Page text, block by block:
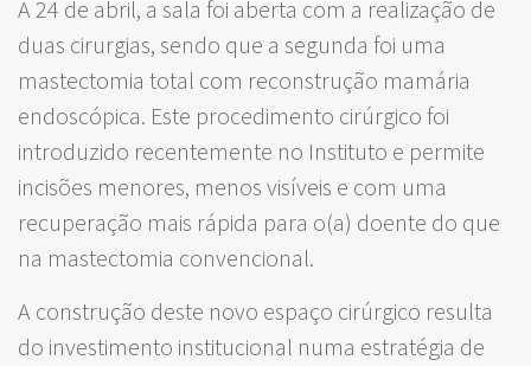
A 24 de abril, a sala foi aberta com a realização de
duas cirurgias, sendo que a segunda foi uma
mastectomia total com reconstrução mamária
endoscópica. Este procedimento cirúrgico foi
introduzido recentemente no Instituto e permite
incisões menores, menos visíveis e com uma
recuperação mais rápida para o(a) doente do que
na mastectomia convencional.
A construção deste novo espaço cirúrgico resulta
do investimento institucional numa estratégia de